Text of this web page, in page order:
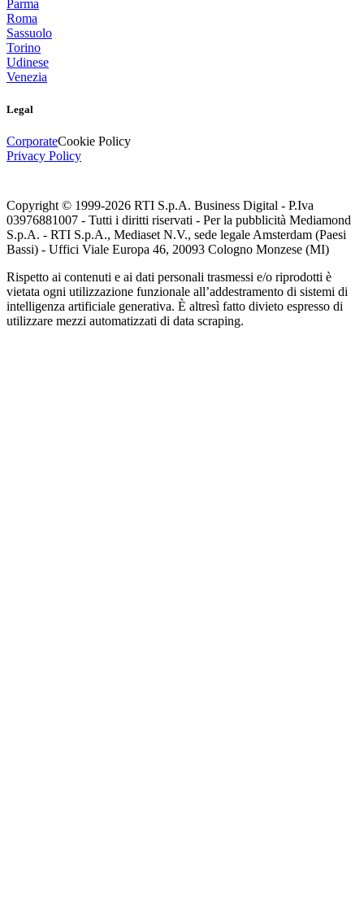
Parma
Roma
Sassuolo
Torino
Udinese
Venezia
Legal
CorporateCookie Policy
Privacy Policy
Copyright © 1999-2026 RTI S.p.A. Business Digital - P.Iva
03976881007 - Tutti i diritti riservati - Per la pubblicità Mediamond
S.p.A. - RTI S.p.A., Mediaset N.V., sede legale Amsterdam (Paesi
Bassi) - Uffici Viale Europa 46, 20093 Cologno Monzese (MI)
Rispetto ai contenuti e ai dati personali trasmessi e/o riprodotti è
vietata ogni utilizzazione funzionale all’addestramento di sistemi di
intelligenza artificiale generativa. È altresì fatto divieto espresso di
utilizzare mezzi automatizzati di data scraping.